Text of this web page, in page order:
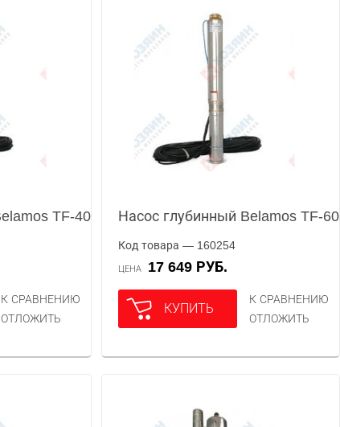
TF-40
К СРАВНЕНИЮ
ОТЛОЖИТЬ
Насос глубинный Belamos TF-60
Код товара — 160254
ЦЕНА 17 649 РУБ.
КУПИТЬ
К СРАВНЕНИЮ
ОТЛОЖИТЬ